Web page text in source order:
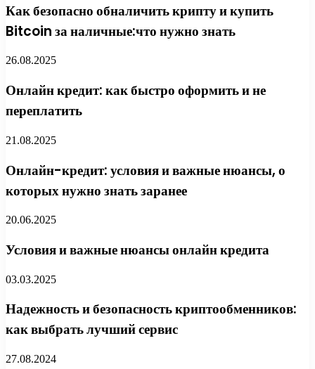
Как безопасно обналичить крипту и купить
Bitcoin за наличные:что нужно знать
26.08.2025
Онлайн кредит: как быстро оформить и не
переплатить
21.08.2025
Онлайн-кредит: условия и важные нюансы, о
которых нужно знать заранее
20.06.2025
Условия и важные нюансы онлайн кредита
03.03.2025
Надежность и безопасность криптообменников:
как выбрать лучший сервис
27.08.2024